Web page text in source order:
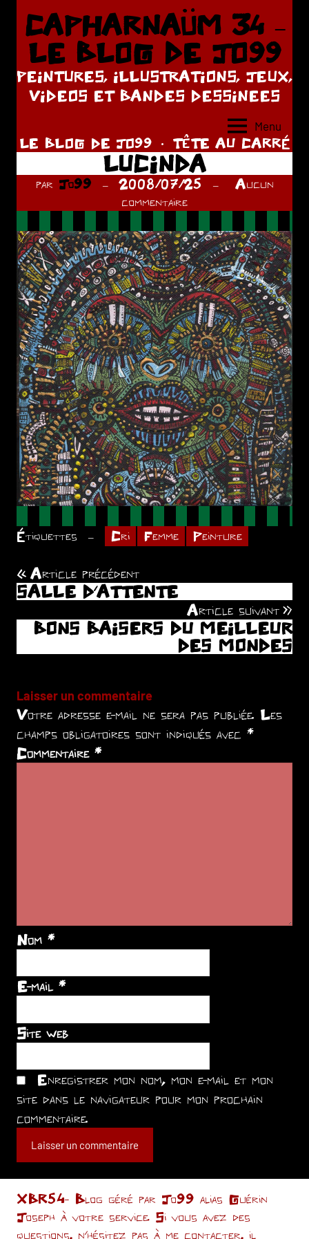
Aller
contenu
CAPHARNAÜM 34 –
LE BLOG DE JO99
PEINTURES, ILLUSTRATIONS, JEUX,
VIDEOS ET BANDES DESSINEES
Menu
LE BLOG DE JO99 TÊTE AU CARRÉ
LUCINDA
par Jo99 2008/07/25
Aucun
commentaire
Étiquettes Cri Femme Peinture
Navigation
de
l’article
Article précédent
SALLE D’ATTENTE
Article suivant
BONS BAISERS DU MEILLEUR
DES MONDES
Laisser un commentaire
Votre adresse e-mail ne sera pas publiée. Les
champs obligatoires sont indiqués avec *
Commentaire *
Nom *
E-mail *
Site web
Enregistrer mon nom, mon e-mail et mon
site dans le navigateur pour mon prochain
commentaire.
XBR54- Blog géré par Jo99 alias Guérin
Joseph à votre service. Si vous avez des
questions, n’hésitez pas à me contacter, il